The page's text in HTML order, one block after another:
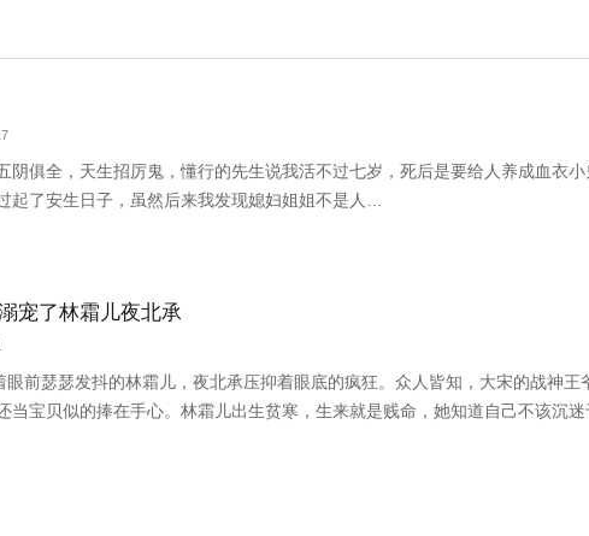
阴俱全，天生招厉鬼，懂行的先生说我活不过七岁，死后是要给人养成血衣
起了安生日子，虽然后来我发现媳妇姐姐不是人…
宠了林霜儿夜北承
眼前瑟瑟发抖的林霜儿，夜北承压抑着眼底的疯狂。众人皆知，大宋的战神王
当宝贝似的捧在手心。林霜儿出生贫寒，生来就是贱命，她知道自己不该沉
尊降贵，还给了她独一无二的偏宠。林霜儿泥足深陷，心里眼里都只容得下他